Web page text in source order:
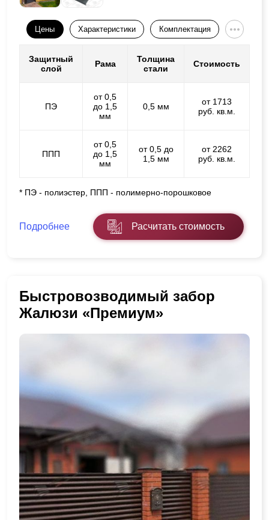
Цены Характеристики Комплектация
Защитный
слой
Рама
Толщина
стали
Стоимость
ПЭ
от 0,5
до 1,5
мм
0,5 мм
от 1713
руб. кв.м.
ППП
от 0,5
до 1,5
мм
от 0,5 до
1,5 мм
от 2262
руб. кв.м.
* ПЭ - полиэстер, ППП - полимерно-порошковое
Подробнее Расчитать стоимость
Быстровозводимый забор
Жалюзи «Премиум»